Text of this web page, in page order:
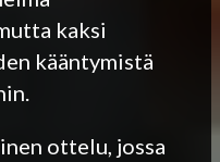
kaksi
kääntymistä
ottelu, jossa